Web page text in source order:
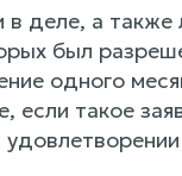
деле, а также
был
одного
если такое